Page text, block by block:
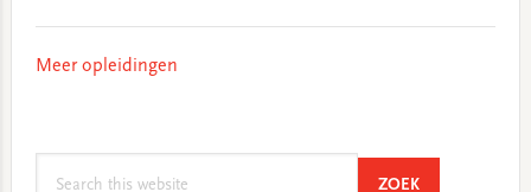
Meer opleidingen
ZOEKSEARCH